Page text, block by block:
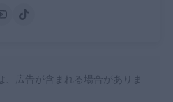
広告が含まれる場合がありま